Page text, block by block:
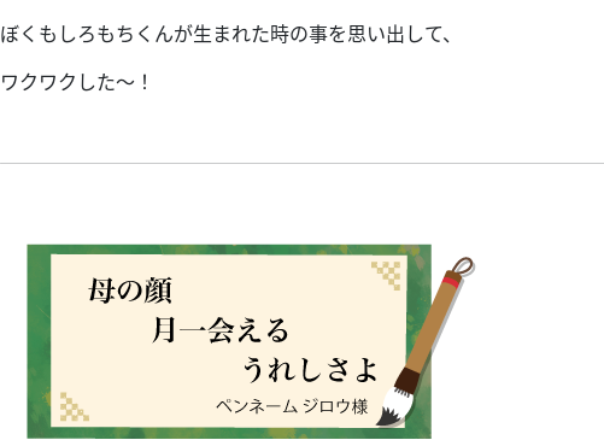
ぼくもしろもちくんが生まれた時の事を思い出して、
ワクワクした〜！